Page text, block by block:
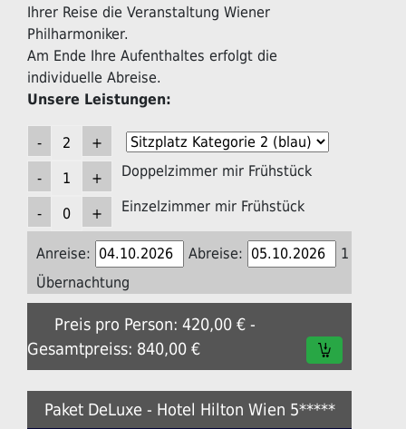
Ihrer Reise die Veranstaltung Wiener
Philharmoniker.
Am Ende Ihre Aufenthaltes erfolgt die
individuelle Abreise.
Unsere Leistungen:
Doppelzimmer mir Frühstück
Einzelzimmer mir Frühstück
Anreise: Abreise:
1
Übernachtung
Preis pro Person: 420,00 € -
Gesamtpreiss: 840,00 €
Paket DeLuxe - Hotel Hilton Wien 5*****